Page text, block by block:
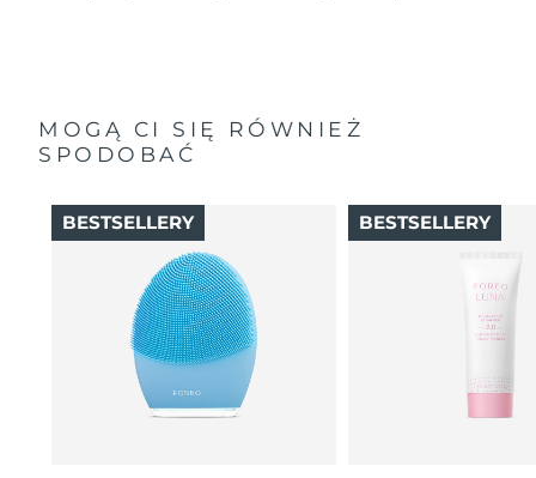
MOGĄ CI SIĘ RÓWNIEŻ
SPODOBAĆ
BESTSELLERY BESTSELLERY